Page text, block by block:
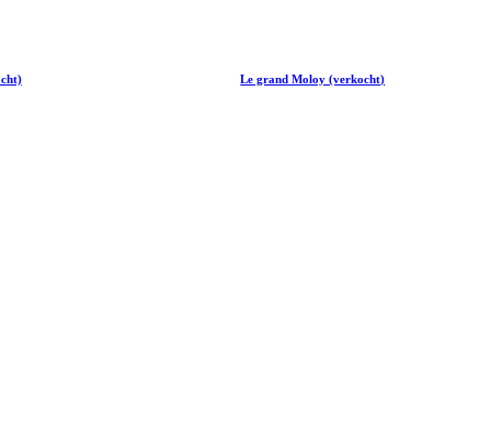
Le grand Moloy (verkocht)